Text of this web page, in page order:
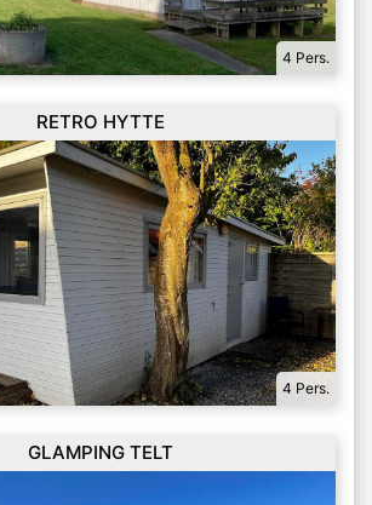
4 Pers.
RETRO HYTTE
4 Pers.
GLAMPING TELT